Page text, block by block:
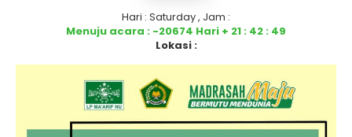
Hari : Saturday , Jam :
Menuju acara : -20674 Hari + 21 : 42 : 49
Lokasi :